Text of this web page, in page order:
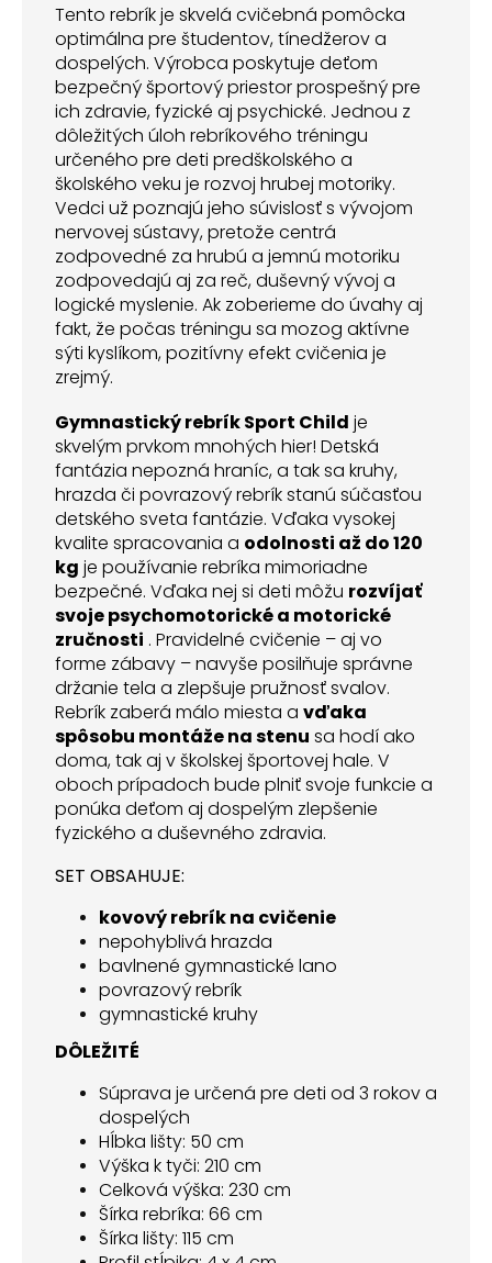
Tento rebrík je skvelá cvičebná pomôcka
optimálna pre študentov, tínedžerov a
dospelých. Výrobca poskytuje deťom
bezpečný športový priestor prospešný pre
ich zdravie, fyzické aj psychické. Jednou z
dôležitých úloh rebríkového tréningu
určeného pre deti predškolského a
školského veku je rozvoj hrubej motoriky.
Vedci už poznajú jeho súvislosť s vývojom
nervovej sústavy, pretože centrá
zodpovedné za hrubú a jemnú motoriku
zodpovedajú aj za reč, duševný vývoj a
logické myslenie. Ak zoberieme do úvahy aj
fakt, že počas tréningu sa mozog aktívne
sýti kyslíkom, pozitívny efekt cvičenia je
zrejmý.
Gymnastický rebrík Sport Child je
skvelým prvkom mnohých hier! Detská
fantázia nepozná hraníc, a tak sa kruhy,
hrazda či povrazový rebrík stanú súčasťou
detského sveta fantázie. Vďaka vysokej
kvalite spracovania a odolnosti až do 120
kg je používanie rebríka mimoriadne
bezpečné. Vďaka nej si deti môžu rozvíjať
svoje psychomotorické a motorické
zručnosti . Pravidelné cvičenie – aj vo
forme zábavy – navyše posilňuje správne
držanie tela a zlepšuje pružnosť svalov.
Rebrík zaberá málo miesta a vďaka
spôsobu montáže na stenu sa hodí ako
doma, tak aj v školskej športovej hale. V
oboch prípadoch bude plniť svoje funkcie a
ponúka deťom aj dospelým zlepšenie
fyzického a duševného zdravia.
SET OBSAHUJE:
kovový rebrík na cvičenie
nepohyblivá hrazda
bavlnené gymnastické lano
povrazový rebrík
gymnastické kruhy
DÔLEŽITÉ
Súprava je určená pre deti od 3 rokov a
dospelých
Hĺbka lišty: 50 cm
Výška k tyči: 210 cm
Celková výška: 230 cm
Šírka rebríka: 66 cm
Šírka lišty: 115 cm